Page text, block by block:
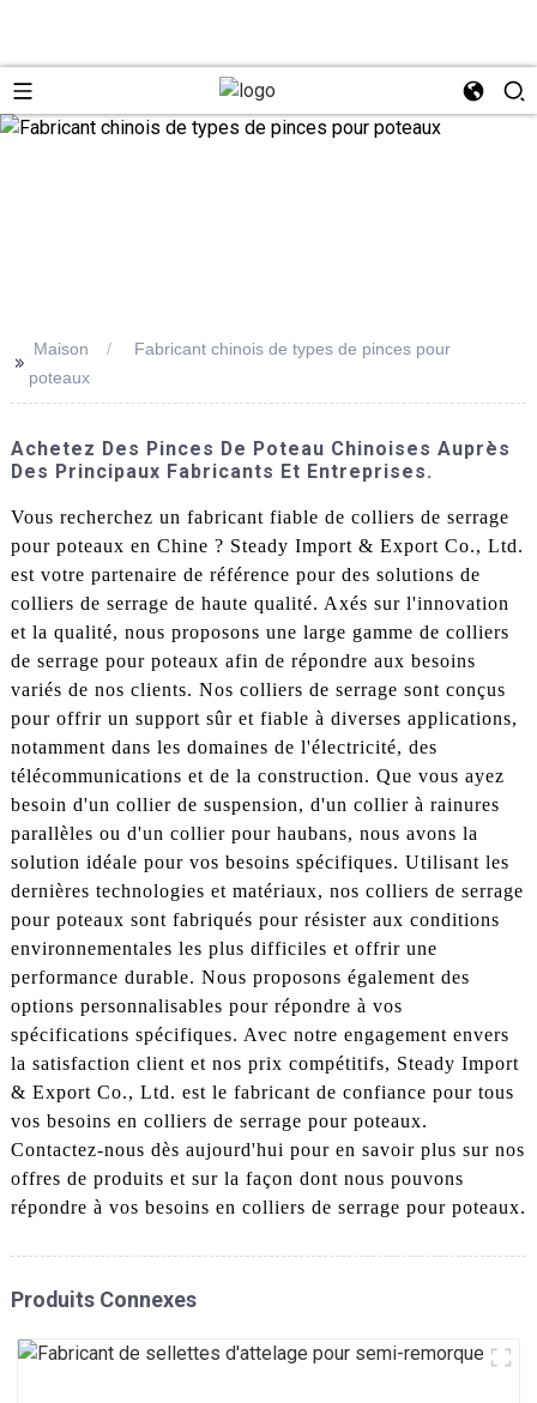
>>
Maison
Fabricant chinois de types de pinces pour
poteaux
Achetez Des Pinces De Poteau Chinoises Auprès
Des Principaux Fabricants Et Entreprises.
Vous recherchez un fabricant fiable de colliers de serrage
pour poteaux en Chine ? Steady Import & Export Co., Ltd.
est votre partenaire de référence pour des solutions de
colliers de serrage de haute qualité. Axés sur l'innovation
et la qualité, nous proposons une large gamme de colliers
de serrage pour poteaux afin de répondre aux besoins
variés de nos clients. Nos colliers de serrage sont conçus
pour offrir un support sûr et fiable à diverses applications,
notamment dans les domaines de l'électricité, des
télécommunications et de la construction. Que vous ayez
besoin d'un collier de suspension, d'un collier à rainures
parallèles ou d'un collier pour haubans, nous avons la
solution idéale pour vos besoins spécifiques. Utilisant les
dernières technologies et matériaux, nos colliers de serrage
pour poteaux sont fabriqués pour résister aux conditions
environnementales les plus difficiles et offrir une
performance durable. Nous proposons également des
options personnalisables pour répondre à vos
spécifications spécifiques. Avec notre engagement envers
la satisfaction client et nos prix compétitifs, Steady Import
& Export Co., Ltd. est le fabricant de confiance pour tous
vos besoins en colliers de serrage pour poteaux.
Contactez-nous dès aujourd'hui pour en savoir plus sur nos
offres de produits et sur la façon dont nous pouvons
répondre à vos besoins en colliers de serrage pour poteaux.
Produits Connexes